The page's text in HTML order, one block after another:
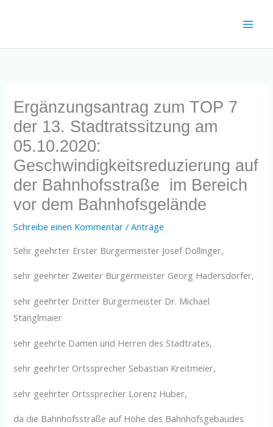
Ergänzungsantrag zum TOP 7
der 13. Stadtratssitzung am
05.10.2020:
Geschwindigkeitsreduzierung auf
der Bahnhofsstraße im Bereich
vor dem Bahnhofsgelände
Schreibe einen Kommentar /Anträge
Sehr geehrter Erster Bürgermeister Josef Dollinger,
sehr geehrter Zweiter Bürgermeister Georg Hadersdorfer,
sehr geehrter Dritter Bürgermeister Dr. Michael
Stanglmaier
sehr geehrte Damen und Herren des Stadtrates,
sehr geehrter Ortssprecher Sebastian Kreitmeier,
sehr geehrter Ortssprecher Lorenz Huber,
da die Bahnhofsstraße auf Höhe des Bahnhofsgebäudes